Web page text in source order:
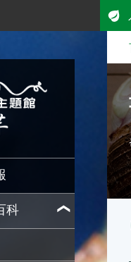
口網
科